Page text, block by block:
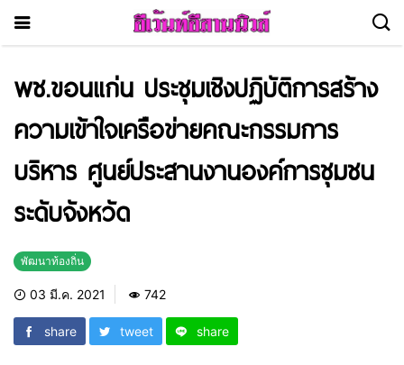
พช.ขอนแก่น ประชุมเชิงปฏิบัติการสร้าง
ความเข้าใจเครือข่ายคณะกรรมการ
บริหาร ศูนย์ประสานงานองค์การชุมชน
ระดับจังหวัด
พัฒนาท้องถิ่น
03 มี.ค. 2021 742
share tweet share